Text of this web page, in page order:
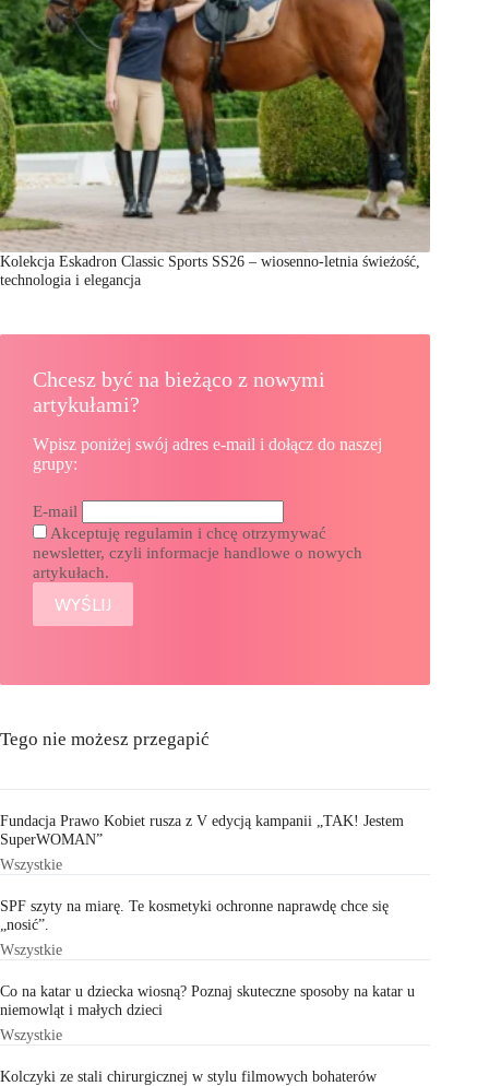
Kolekcja Eskadron Classic Sports SS26 – wiosenno-letnia świeżość,
technologia i elegancja
Chcesz być na bieżąco z nowymi
artykułami?
Wpisz poniżej swój adres e-mail i dołącz do naszej
grupy:
E-mail
Akceptuję regulamin i chcę otrzymywać
newsletter, czyli informacje handlowe o nowych
artykułach.
Tego nie możesz przegapić
Fundacja Prawo Kobiet rusza z V edycją kampanii „TAK! Jestem
SuperWOMAN”
Wszystkie
SPF szyty na miarę. Te kosmetyki ochronne naprawdę chce się
„nosić”.
Wszystkie
Co na katar u dziecka wiosną? Poznaj skuteczne sposoby na katar u
niemowląt i małych dzieci
Wszystkie
Kolczyki ze stali chirurgicznej w stylu filmowych bohaterów